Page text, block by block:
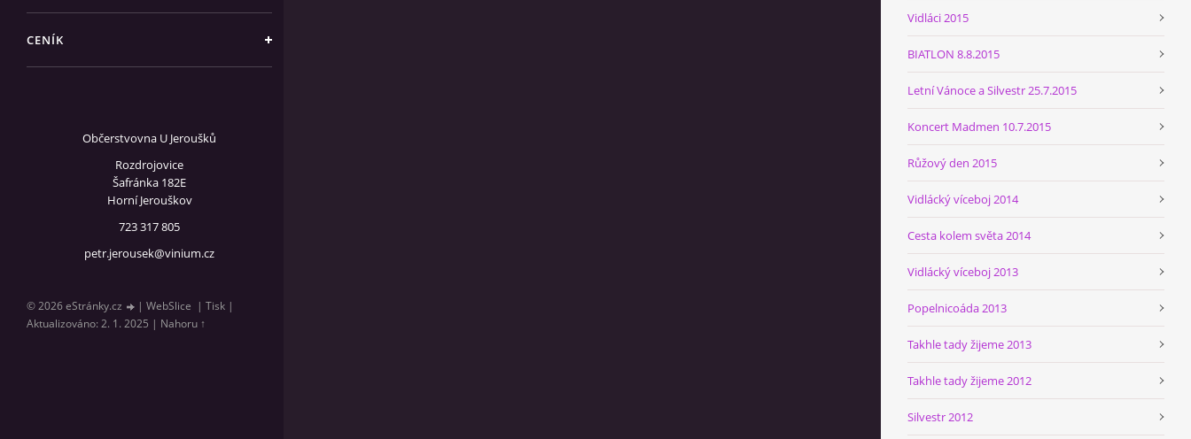
CENÍK
Občerstvovna U Jeroušků
Rozdrojovice
Šafránka 182E
Horní Jerouškov
723 317 805
petr.jerousek@vinium.cz
© 2026 eStránky.cz | WebSlice | Tisk |
Aktualizováno: 2. 1. 2025 | Nahoru ↑
Vidláci 2015
BIATLON 8.8.2015
Letní Vánoce a Silvestr 25.7.2015
Koncert Madmen 10.7.2015
Růžový den 2015
Vidlácký víceboj 2014
Cesta kolem světa 2014
Vidlácký víceboj 2013
Popelnicoáda 2013
Takhle tady žijeme 2013
Takhle tady žijeme 2012
Silvestr 2012